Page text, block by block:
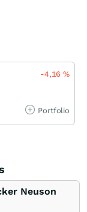
-4,16%
Portfolio
Neuson